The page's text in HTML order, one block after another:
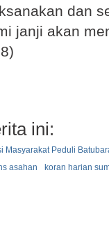
dan
janji akan
ini:
Masyarakat Peduli
asahan
koran harian